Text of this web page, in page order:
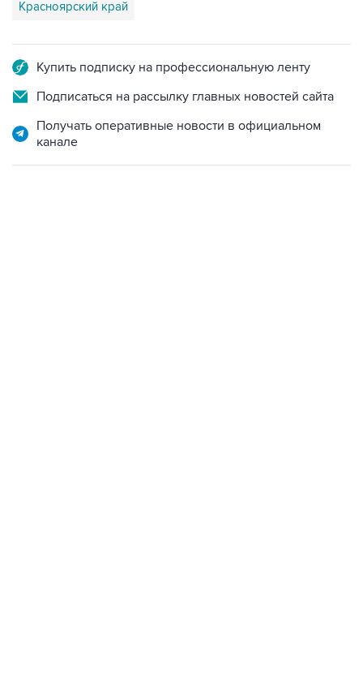
Красноярский край
Купить подписку на профессиональную ленту
Подписаться на рассылку главных новостей сайта
Получать оперативные новости в официальном
канале